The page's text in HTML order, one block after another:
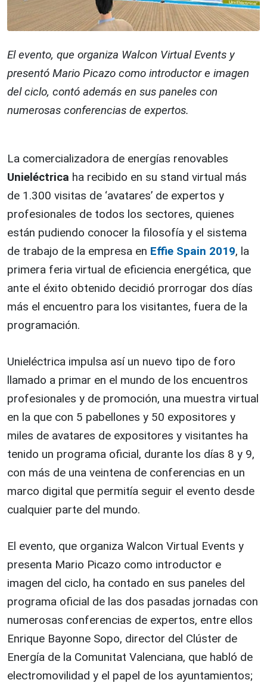
El evento, que organiza Walcon Virtual Events y
presentó Mario Picazo como introductor e imagen
del ciclo, contó además en sus paneles con
numerosas conferencias de expertos.
La comercializadora de energías renovables
Unieléctrica ha recibido en su stand virtual más
de 1.300 visitas de ‘avatares’ de expertos y
profesionales de todos los sectores, quienes
están pudiendo conocer la filosofía y el sistema
de trabajo de la empresa en Effie Spain 2019, la
primera feria virtual de eficiencia energética, que
ante el éxito obtenido decidió prorrogar dos días
más el encuentro para los visitantes, fuera de la
programación.
Unieléctrica impulsa así un nuevo tipo de foro
llamado a primar en el mundo de los encuentros
profesionales y de promoción, una muestra virtual
en la que con 5 pabellones y 50 expositores y
miles de avatares de expositores y visitantes ha
tenido un programa oficial, durante los días 8 y 9,
con más de una veintena de conferencias en un
marco digital que permitía seguir el evento desde
cualquier parte del mundo.
El evento, que organiza Walcon Virtual Events y
presenta Mario Picazo como introductor e
imagen del ciclo, ha contado en sus paneles del
programa oficial de las dos pasadas jornadas con
numerosas conferencias de expertos, entre ellos
Enrique Bayonne Sopo, director del Clúster de
Energía de la Comunitat Valenciana, que habló de
electromovilidad y el papel de los ayuntamientos;